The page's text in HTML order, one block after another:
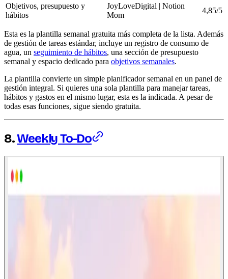
Objetivos, presupuesto y
hábitos
JoyLoveDigital | Notion
Mom
4,85/5
Esta es la plantilla semanal gratuita más completa de la lista. Además
de gestión de tareas estándar, incluye un registro de consumo de
agua, un seguimiento de hábitos, una sección de presupuesto
semanal y espacio dedicado para objetivos semanales.
La plantilla convierte un simple planificador semanal en un panel de
gestión integral. Si quieres una sola plantilla para manejar tareas,
hábitos y gastos en el mismo lugar, esta es la indicada. A pesar de
todas esas funciones, sigue siendo gratuita.
8.Weekly To-Do